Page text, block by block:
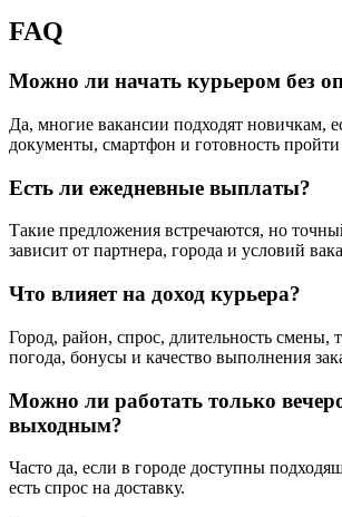
FAQ
Можно ли начать курьером без
Да, многие вакансии подходят новичкам,
документы, смартфон и готовность
Есть ли ежедневные выплаты?
Такие предложения встречаются, но
зависит от партнера, города и условий
Что влияет на доход курьера?
Город, район, спрос, длительность смены,
погода, бонусы и качество выполнения
Можно ли работать только
выходным?
Часто да, если в городе доступны
есть спрос на доставку.